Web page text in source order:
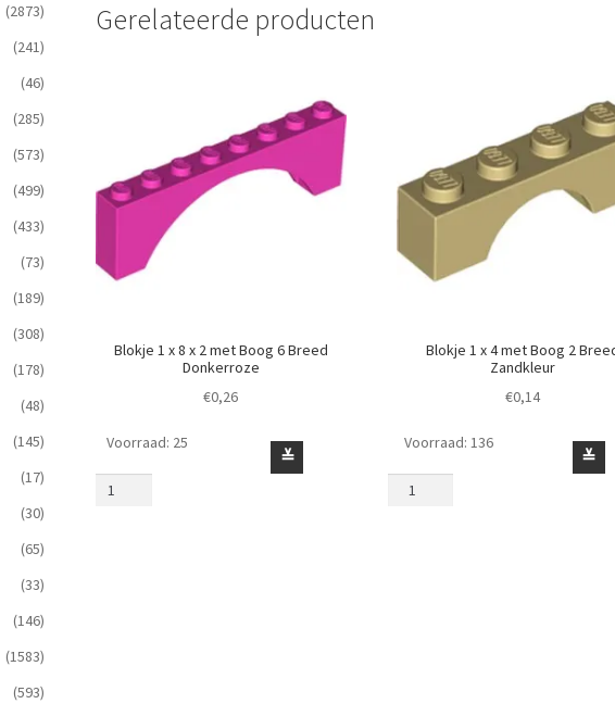
Gerelateerde producten
Blokje 1 x 8 x 2 met Boog 6 Breed
Donkerroze
€0,26
Blokje
1
≚
Voorraad: 25
Blokje 1 x 4 met Boog 2
Zandkleur
€0,14
Blokje
1
≚
Voorraad: 136
(2873)
(241)
(46)
(285)
(573)
(499)
(433)
(73)
(189)
(308)
(178)
(48)
(145)
(17)
(30)
(65)
(33)
(146)
(1583)
(593)